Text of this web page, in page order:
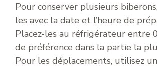
Pour conserver plusieurs
les avec la date et l’heure de
Placez-les au réfrigérateur entre
de préférence dans la partie la
Pour les déplacements, utilisez